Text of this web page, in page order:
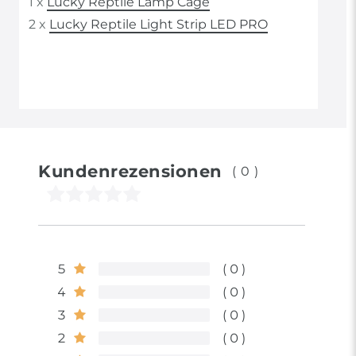
2 x Lucky Reptile Light Strip LED PRO
Kundenrezensionen (0)
5
0
4
0
3
0
2
0